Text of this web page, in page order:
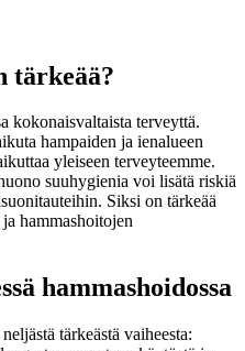
tärkeää?
kokonaisvaltaista terveyttä.
hampaiden ja ienalueen
yleiseen terveyteemme.
suuhygienia voi lisätä riskiä
Siksi on tärkeää
hammashoitojen
hammashoidossa
tärkeästä vaiheesta: